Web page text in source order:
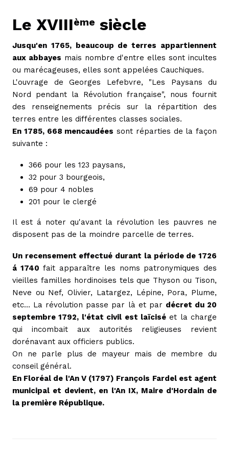
Le XVIIIème siècle
Jusqu'en 1765, beaucoup de terres appartiennent
aux abbayes mais nombre d'entre elles sont incultes
ou marécageuses, elles sont appelées Cauchiques.
L'ouvrage de Georges Lefebvre, "Les Paysans du
Nord pendant la Révolution française", nous fournit
des renseignements précis sur la répartition des
terres entre les différentes classes sociales.
En 1785, 668 mencaudées sont réparties de la façon
suivante :
366 pour les 123 paysans,
32 pour 3 bourgeois,
69 pour 4 nobles
201 pour le clergé
Il est á noter qu'avant la révolution les pauvres ne
disposent pas de la moindre parcelle de terres.
Un recensement effectué durant la période de 1726
á 1740 fait apparaître les noms patronymiques des
vieilles familles hordinoises tels que Thyson ou Tison,
Neve ou Nef, Olivier, Latargez, Lépine, Pora, Plume,
etc… La révolution passe par là et par décret du 20
septembre 1792, l'état civil est laïciséet la charge
qui incombait aux autorités religieuses revient
dorénavant aux officiers publics.
On ne parle plus de mayeur mais de membre du
conseil général.
En Floréal de l'An V (1797) François Fardel est agent
municipal et devient, en l'An IX, Maire d'Hordain de
la première République.